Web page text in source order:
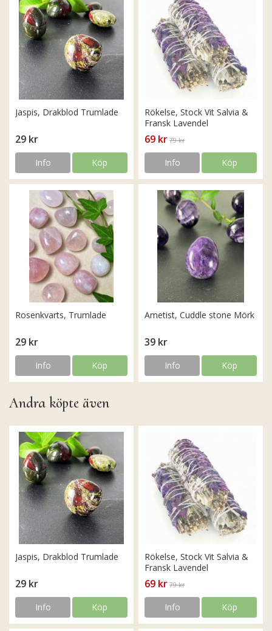
Jaspis, Drakblod Trumlade
29 kr
Info Köp
Rökelse, Stock Vit Salvia &
Fransk Lavendel
69 kr 79 kr
Info Köp
Rosenkvarts, Trumlade
29 kr
Info Köp
Ametist, Cuddle stone Mörk
39 kr
Info Köp
Andra köpte även
Jaspis, Drakblod Trumlade
29 kr
Info Köp
Rökelse, Stock Vit Salvia &
Fransk Lavendel
69 kr 79 kr
Info Köp